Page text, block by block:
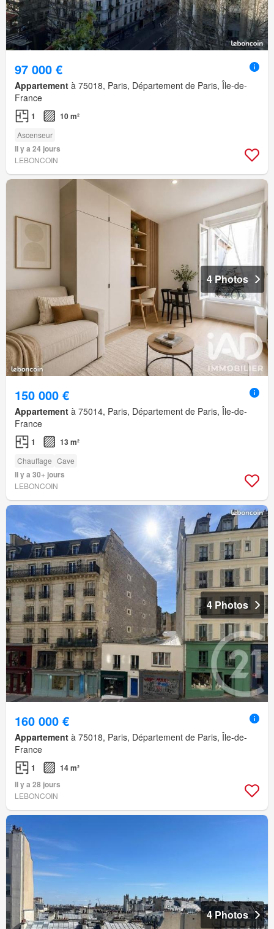
97 000 €
Appartement à 75018, Paris, Département de Paris, Île-de-
France
1 10 m²
Ascenseur
Il y a 24 jours
LEBONCOIN
4 Photos
150 000 €
Appartement à 75014, Paris, Département de Paris, Île-de-
France
1 13 m²
Chauffage Cave
Il y a 30+ jours
LEBONCOIN
4 Photos
160 000 €
Appartement à 75018, Paris, Département de Paris, Île-de-
France
1
14 m²
Il y a 28 jours
LEBONCOIN
4 Photos